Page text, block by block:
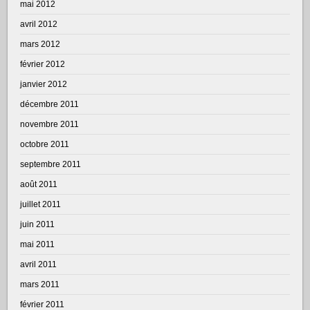
mai 2012
avril 2012
mars 2012
février 2012
janvier 2012
décembre 2011
novembre 2011
octobre 2011
septembre 2011
août 2011
juillet 2011
juin 2011
mai 2011
avril 2011
mars 2011
février 2011